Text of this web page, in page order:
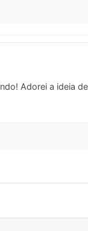
Adorei a ideia